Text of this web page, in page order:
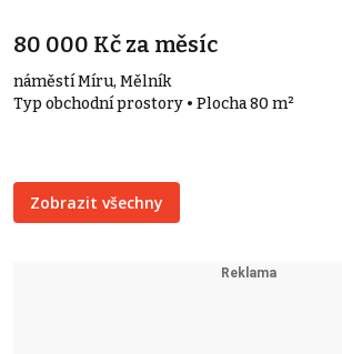
80 000 Kč za měsíc
náměstí Míru, Mělník
Typ obchodní prostory • Plocha 80 m²
Zobrazit všechny